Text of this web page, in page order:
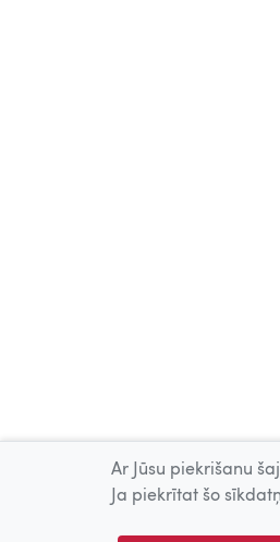
Ar Jūsu piekrišanu
Ja piekrītat šo